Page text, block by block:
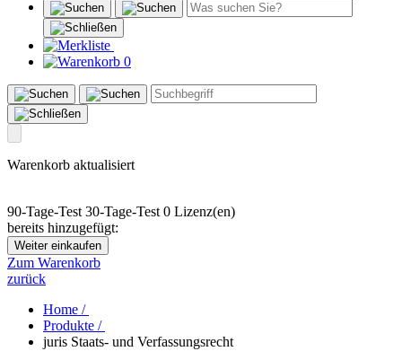
0
Warenkorb aktualisiert
90-Tage-Test 30-Tage-Test 0 Lizenz(en)
bereits hinzugefügt:
Weiter einkaufen
Zum Warenkorb
zurück
Home /
Produkte /
juris Staats- und Verfassungsrecht